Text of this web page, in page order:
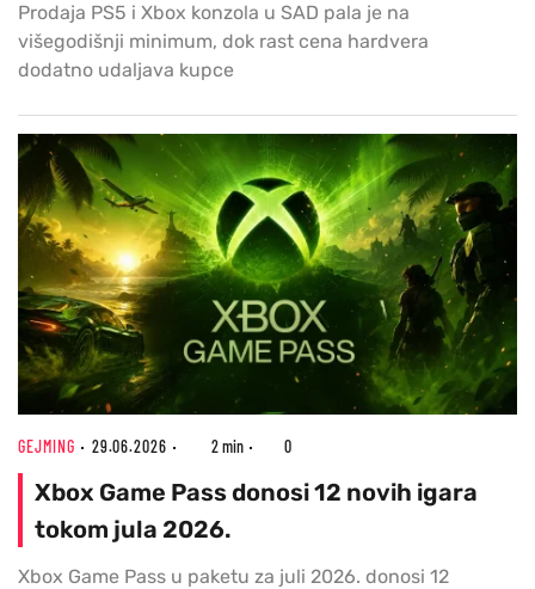
Prodaja PS5 i Xbox konzola u SAD pala je na
višegodišnji minimum, dok rast cena hardvera
dodatno udaljava kupce
GEJMING 29.06.2026 2 min 0
Xbox Game Pass donosi 12 novih igara
tokom jula 2026.
Xbox Game Pass u paketu za juli 2026. donosi 12